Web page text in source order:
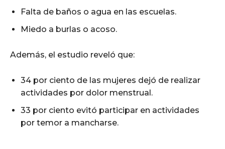
Falta de baños o agua en las escuelas.
Miedo a burlas o acoso.
Además, el estudio reveló que:
34 por ciento de las mujeres dejó de realizar
actividades por dolor menstrual.
33 por ciento evitó participar en actividades
por temor a mancharse.